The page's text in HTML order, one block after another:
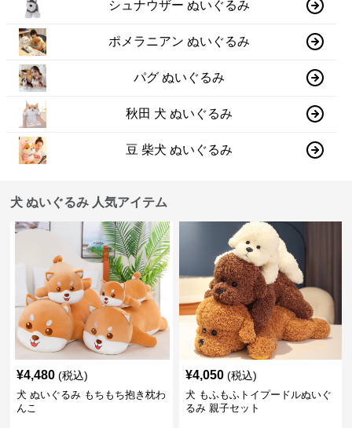
シュナウザー ぬいぐるみ
ポメラニアン ぬいぐるみ
パグ ぬいぐるみ
秋田 犬 ぬいぐるみ
豆 柴犬 ぬいぐるみ
犬 ぬいぐるみ 人気アイテム
¥4,480 (税込)
犬 ぬいぐるみ もちもち抱き枕わ
んこ
¥4,050 (税込)
犬 もふもふトイプードルぬいぐ
るみ 親子セット